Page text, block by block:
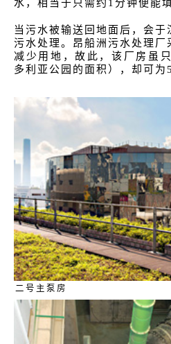
水，相当于只需约1分钟便能
当污水被输送回地面后，会
污水处理。昂船洲污水处理厂
减少用地，故此，该厂房虽
多利亚公园的面积），却可为
二号主泵房